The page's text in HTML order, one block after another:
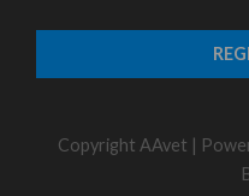
Copyright AAvet |